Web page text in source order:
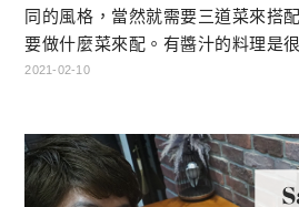
同的風格，當然就需要三道菜來搭
要做什麼菜來配。有醬汁的料理是
醬汁口味調整甜一些，或酸一些，
成年請勿飲酒。酒後不開車安全有保
tps://kaw […]…
2021-02-10